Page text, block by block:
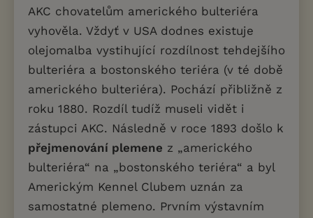
AKC chovatelům amerického bulteriéra
vyhověla. Vždyť v USA dodnes existuje
olejomalba vystihující rozdílnost tehdejšího
bulteriéra a bostonského teriéra (v té době
amerického bulteriéra). Pochází přibližně z
roku 1880. Rozdíl tudíž museli vidět i
zástupci AKC. Následně v roce 1893 došlo k
přejmenování plemene z „amerického
bulteriéra“ na „bostonského teriéra“ a byl
Americkým Kennel Clubem uznán za
samostatné plemeno. Prvním výstavním